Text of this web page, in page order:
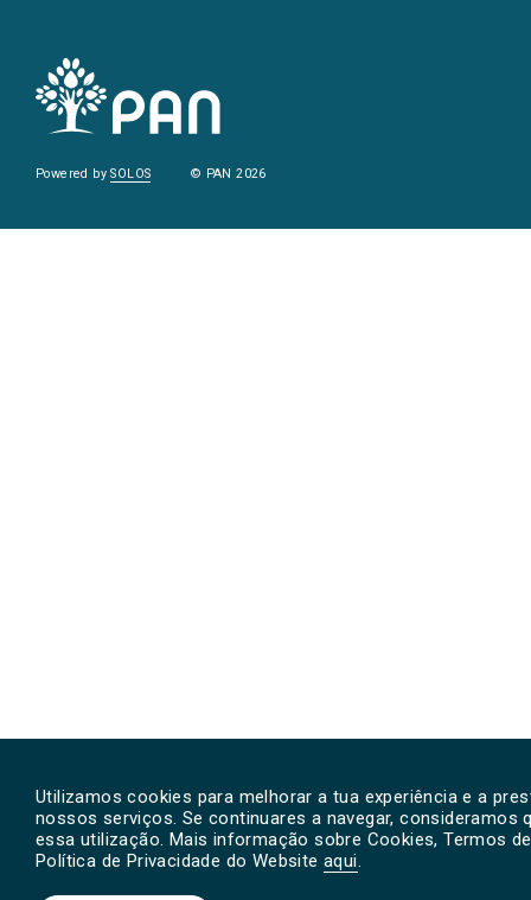
Utilizamos cookies para melhorar a tua experiência e a
nossos serviços. Se continuares a navegar, consideramos
essa utilização. Mais informação sobre Cookies, Termos
Política de Privacidade do Website aqui.
Powered bySOLOS © PAN 2026